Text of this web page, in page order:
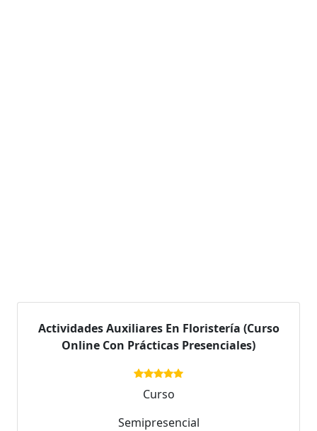
Actividades Auxiliares En Floristería (Curso
Online Con Prácticas Presenciales)
Curso
Semipresencial